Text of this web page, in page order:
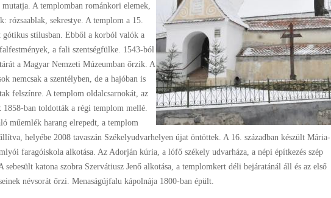
mutatja. A templomban románkori elemek,
rózsaablak, sekrestye. A templom a 15.
gótikus stílusban. Ebből a korból valók a
a fali szentségfülke. 1543-ból
a Magyar Nemzeti Múzeumban őrzik. A
nemcsak a szentélyben, de a hajóban is
felszínre. A templom oldalcsarnokát, az
ban toldották a régi templom mellé.
műemlék harang elrepedt, a templom
helyébe 2008 tavaszán Székelyudvarhelyen újat öntöttek. A 16. században készült Mária-
faragóiskola alkotása. Az Adorján kúria, a lófő székely udvarháza, a népi építkezés szép
sebesült katona szobra Szervátiusz Jenő alkotása, a templomkert déli bejáratánál áll és az első
névsorát őrzi. Menaságújfalu kápolnája 1800-ban épült.